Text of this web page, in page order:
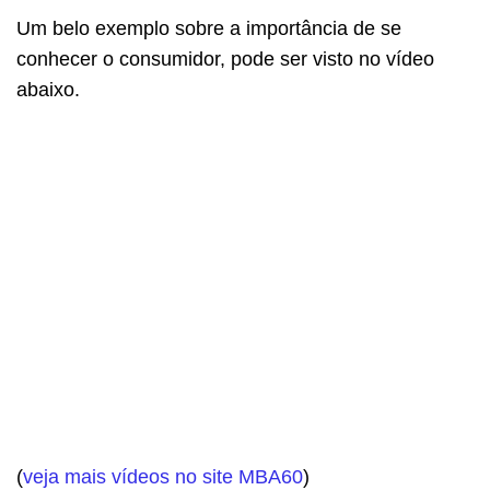
Um belo exemplo sobre a importância de se
conhecer o consumidor, pode ser visto no vídeo
abaixo.
(veja mais vídeos no site MBA60)